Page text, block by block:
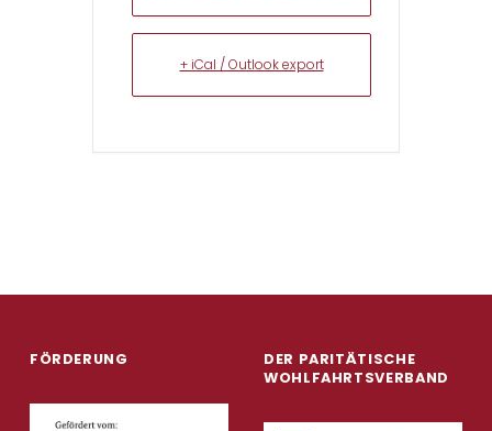
+ iCal / Outlook export
FÖRDERUNG
DER PARITÄTISCHE
WOHLFAHRTSVERBAND